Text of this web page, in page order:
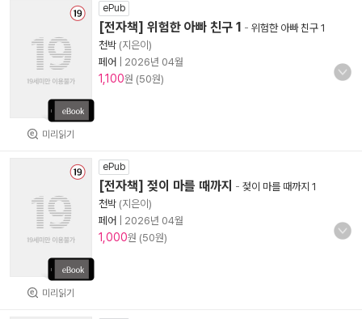
미리읽기
ePub
[전자책] 위험한 아빠 친구 1 - 위험한 아빠 친구 1
천박 (지은이)
페어
2026년 04월
1,100원 (50원)
미리읽기
ePub
[전자책] 젖이 마를 때까지 - 젖이 마를 때까지 1
천박 (지은이)
페어
2026년 04월
1,000원 (50원)